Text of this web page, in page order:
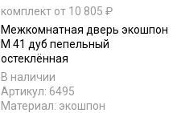
комплект от 10 805 ₽
Межкомнатная дверь экошпон
М 41 дуб пепельный
остеклённая
В наличии
Артикул: 6495
Материал: экошпон